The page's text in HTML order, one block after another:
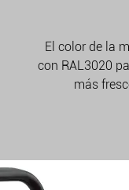
El color de la
con RAL3020
más